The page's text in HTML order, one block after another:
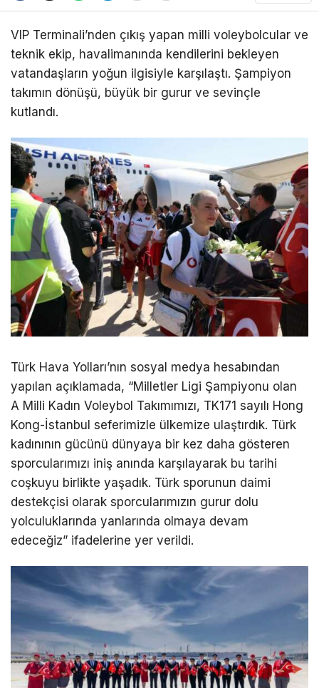
VIP Terminali’nden çıkış yapan milli voleybolcular ve
teknik ekip, havalimanında kendilerini bekleyen
vatandaşların yoğun ilgisiyle karşılaştı. Şampiyon
takımın dönüşü, büyük bir gurur ve sevinçle
kutlandı.
Türk Hava Yolları’nın sosyal medya hesabından
yapılan açıklamada, “Milletler Ligi Şampiyonu olan
A Milli Kadın Voleybol Takımımızı, TK171 sayılı Hong
Kong-İstanbul seferimizle ülkemize ulaştırdık. Türk
kadınının gücünü dünyaya bir kez daha gösteren
sporcularımızı iniş anında karşılayarak bu tarihi
coşkuyu birlikte yaşadık. Türk sporunun daimi
destekçisi olarak sporcularımızın gurur dolu
yolculuklarında yanlarında olmaya devam
edeceğiz” ifadelerine yer verildi.